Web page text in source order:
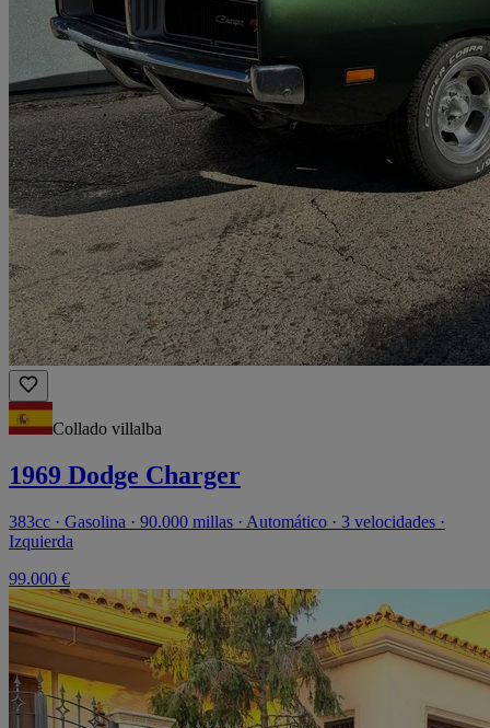
Collado villalba
1969 Dodge Charger
383cc · Gasolina · 90.000 millas · Automático · 3 velocidades ·
Izquierda
99.000 €